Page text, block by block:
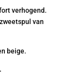
verhogend.
van
beige.